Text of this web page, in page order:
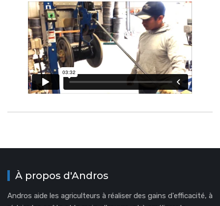
À propos d'Andros
Andros aide les agriculteurs à réaliser des gains d'efficacité, à